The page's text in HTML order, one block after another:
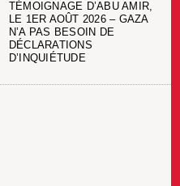
TÉMOIGNAGE D’ABU AMIR,
LE 1ER AOÛT 2026 – GAZA
N’A PAS BESOIN DE
DÉCLARATIONS
D’INQUIÉTUDE